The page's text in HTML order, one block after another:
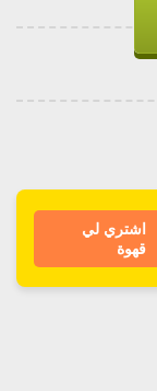
اشتري لي
قهوة